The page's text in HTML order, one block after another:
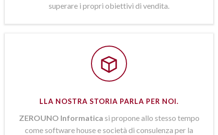
superare i propri obiettivi di vendita.
LLA NOSTRA STORIA PARLA PER NOI.
ZEROUNO Informatica si propone allo stesso tempo
come software house e società di consulenza per la